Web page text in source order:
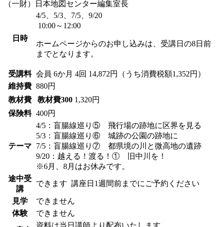
（一財）日本地図センター編集室長
日時
4/5、5/3、7/5、9/20
10:00～12:00
ホームページからのお申し込みは、受講日の8日前
までとなります。
受講料 会員 6か月 4回 14,872円（うち消費税額1,352円）
維持費 880円
教材費
教材費300 1,320円
保険料 400円
テーマ
4/5：盲腸線巡り⑤ 飛行場の跡地に区界を見る
5/3：盲腸線巡り⑥ 城跡の公園の跡地に
7/5：盲腸線巡り⑦ 都県境の川と微高地の遺跡
9/20：越える！渡る！① 旧中川を！
※6月、8月はお休みです。
途中受
講
できます 講座日1週間前までにご予約ください
見学
できません
体験
できません
資料は当日講師より配布いたします。